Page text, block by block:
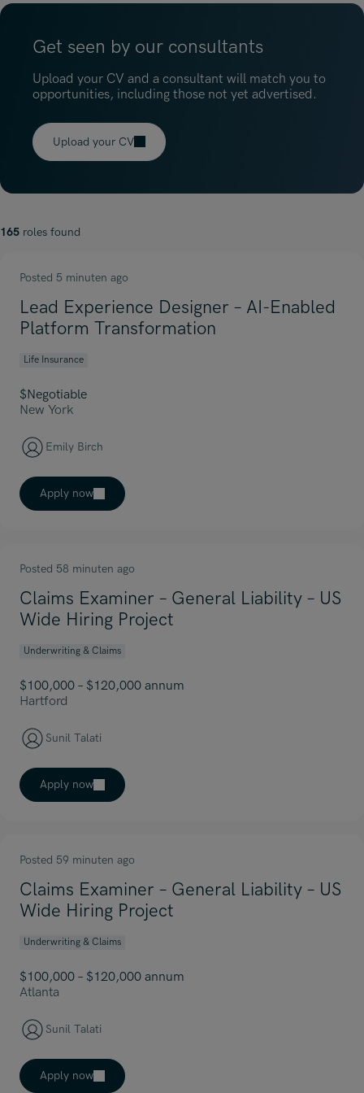
Get seen by our consultants
Upload your CV and a consultant will match you to
opportunities, including those not yet advertised.
Upload your CV
165 roles found
Posted 5 minuten ago
Lead Experience Designer – AI-Enabled
Platform Transformation
Life Insurance
$Negotiable
New York
Emily Birch
Apply now
Posted 58 minuten ago
Claims Examiner – General Liability – US
Wide Hiring Project
Underwriting & Claims
$100,000 – $120,000 annum
Hartford
Sunil Talati
Apply now
Posted 59 minuten ago
Claims Examiner – General Liability – US
Wide Hiring Project
Underwriting & Claims
$100,000 – $120,000 annum
Atlanta
Sunil Talati
Apply now